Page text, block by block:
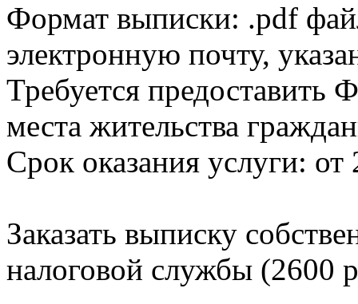
Формат выписки: .pdf
электронную почту,
Требуется
места жительства
Срок оказания услуги: от
Заказать выписку
налоговой службы (2600